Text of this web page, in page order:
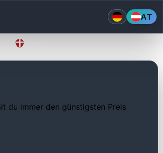
AT
du immer den günstigsten Preis